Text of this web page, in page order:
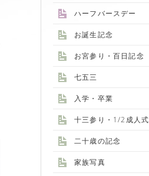
ハーフバースデー
お誕生記念
お宮参り・百日記念
七五三
入学・卒業
十三参り・1/2成人式
二十歳の記念
家族写真